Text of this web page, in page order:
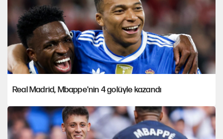
Real Madrid, Mbappe'nin 4 golüyle kazandı